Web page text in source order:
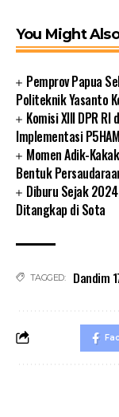
You Might
Pemprov Papua
Politeknik Yasanto
Komisi XIII DPR
Implementasi
Momen Adik-
Bentuk
Diburu Sejak
Ditangkap di Sota
TAGGED: Dandim